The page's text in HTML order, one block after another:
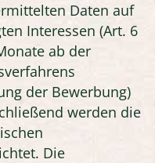
Daten auf
Interessen (Art. 6
ab der
der Bewerbung)
werden die
Die